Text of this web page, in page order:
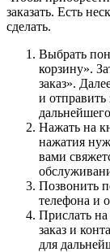
заказать. Есть
сделать.
Выбрать
корзину».
заказ».
и отправить
Нажать на
нажатия
вами
Позвонить
телефона и
Прислать
заказ и
для